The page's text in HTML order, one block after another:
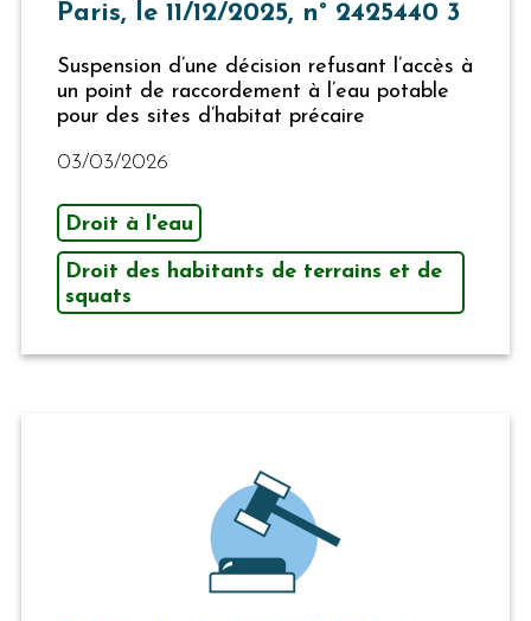
Paris, le 11/12/2025, n° 2425440 3
Suspension d’une décision refusant l’accès à
un point de raccordement à l’eau potable
pour des sites d’habitat précaire
03/03/2026
Droit à l'eau
Droit des habitants de terrains et de
squats